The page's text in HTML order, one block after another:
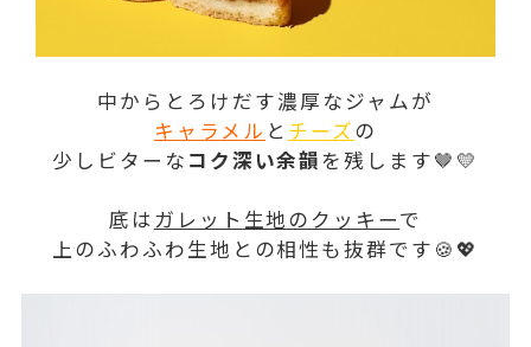
中からとろけだす濃厚なジャムが
キャラメル と チーズの
少しビターな コク深い余韻を残します🤎💛
底はガレット生地のクッキーで
上のふわふわ生地との相性も抜群です🍪💖